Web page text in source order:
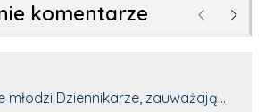
komentarze Poprzednie
młodzi Dziennikarze, zauważają